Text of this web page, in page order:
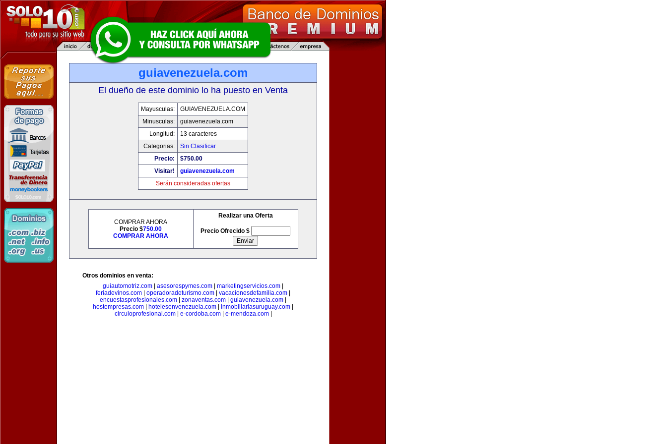
guiavenezuela.com
El dueño de este dominio lo ha puesto en Venta
Mayusculas:
GUIAVENEZUELA.COM
Minusculas:
guiavenezuela.com
Longitud:
13 caracteres
Categorias:
Sin Clasificar
Precio:
$750.00
Visitar!
guiavenezuela.com
Serán consideradas ofertas
COMPRAR AHORA
Precio $750.00
COMPRAR AHORA
Realizar una Oferta
Precio Ofrecido $
Otros dominios en venta:
guiautomotriz.com
asesorespymes.com marketingservicios.com
feriadevinos.com
operadoradeturismo.com vacacionesdefamilia.com
encuestasprofesionales.com
zonaventas.com guiavenezuela.com
hostempresas.com
hotelesenvenezuela.com inmobiliariasuruguay.com
circuloprofesional.com| e-cordoba.com| e-mendoza.com|